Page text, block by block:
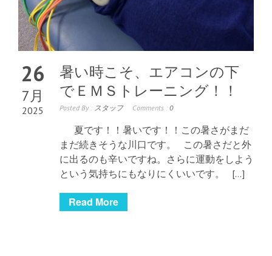
26
7月
2025
暑い時こそ、エアコンの下
でＥＭＳトレーニング！！
Posted By : スタッフ Comments : 0
夏です！！暑いです！！この暑さがまだ
まだ続きそうな川口です。 この暑さだと外
に出るのも辛いですね。さらに運動をしよう
という気持ちにもなりにくいいです。 […]
Read More